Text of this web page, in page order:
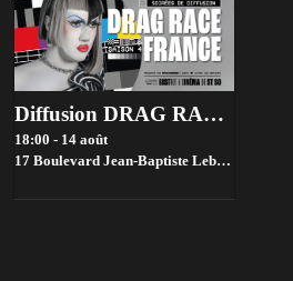
Diffusion DRAG RACE FRANCE saison 4 @ Bistrot ST SO by la House of Jambon Beurre
18:00 - 14 août
17 Boulevard Jean-Baptiste Lebas, 59000 Lille, France,